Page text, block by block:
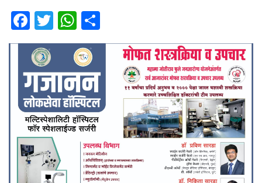
Fa
ce
b
o
ok
T
wi
er
W
h
at
sA
p
p
ar